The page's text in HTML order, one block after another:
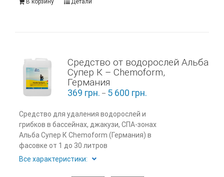
В корзину Детали
Средство от водорослей Альба
Супер К – Chemoform,
Германия
369 грн. – 5 600 грн.
Средство для удаления водорослей и
грибков в бассейнах, джакузи, СПА-зонах
Альба Супер К Chemoform (Германия) в
фасовке от 1 до 30 литров
Все характеристики: